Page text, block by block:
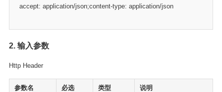
accept: application/json;content-type: application/json
2. 输入参数
Http Header
参数名 必选 类型 说明